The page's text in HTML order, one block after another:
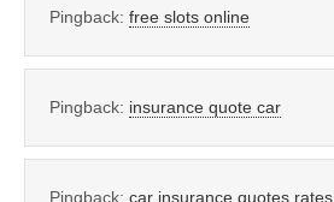
Pingback: free slots online
Pingback: insurance quote car
Pingback: car insurance quotes rates